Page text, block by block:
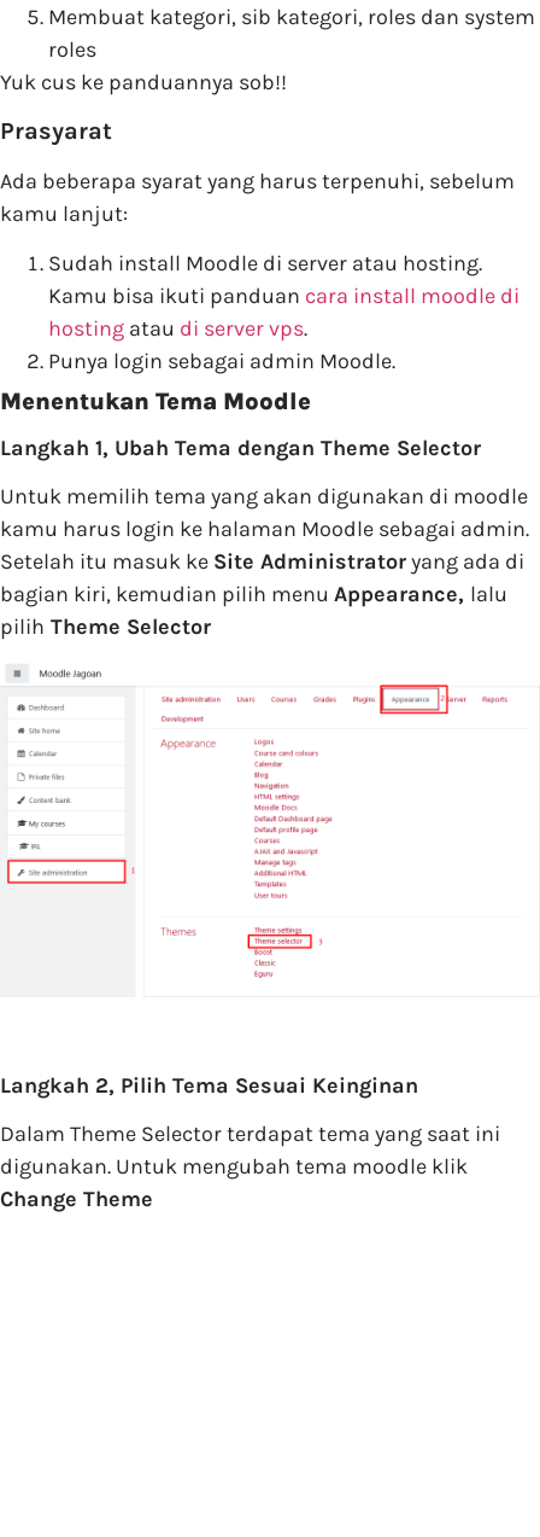
Membuat kategori, sib kategori, roles dan system
roles
Yuk cus ke panduannya sob!!
Prasyarat
Ada beberapa syarat yang harus terpenuhi, sebelum
kamu lanjut:
Sudah install Moodle di server atau hosting.
Kamu bisa ikuti panduan cara install moodle di
hosting atau di server vps.
Punya login sebagai admin Moodle.
Menentukan Tema Moodle
Langkah 1, Ubah Tema dengan Theme Selector
Untuk memilih tema yang akan digunakan di moodle
kamu harus login ke halaman Moodle sebagai admin.
Setelah itu masuk ke Site Administratoryang ada di
bagian kiri, kemudian pilih menu Appearance, lalu
pilih Theme Selector
Langkah 2, Pilih Tema Sesuai Keinginan
Dalam Theme Selector terdapat tema yang saat ini
digunakan. Untuk mengubah tema moodle klik
Change Theme